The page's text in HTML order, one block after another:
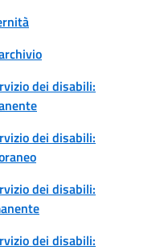
dei disabili:
dei disabili:
dei disabili:
dei disabili: